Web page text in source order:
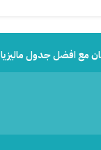
افضل جدول ماليزيا 13 يوم